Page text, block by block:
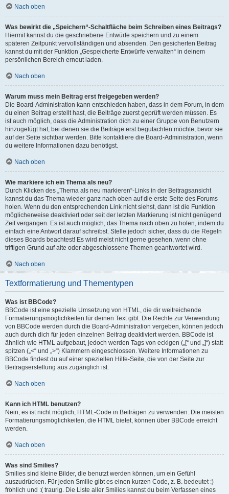
Nach oben
Was bewirkt die „Speichern“-Schaltfläche beim Schreiben eines Beitrags?
Hiermit kannst du die geschriebene Entwürfe speichern und zu einem
späteren Zeitpunkt vervollständigen und absenden. Den gesicherten Beitrag
kannst du mit der Funktion „Gespeicherte Entwürfe verwalten“ in deinem
persönlichen Bereich erneut laden.
Nach oben
Warum muss mein Beitrag erst freigegeben werden?
Die Board-Administration kann entschieden haben, dass in dem Forum, in dem
du einen Beitrag erstellt hast, die Beiträge zuerst geprüft werden müssen. Es
ist auch möglich, dass die Administration dich zu einer Gruppe von Benutzern
hinzugefügt hat, bei denen sie die Beiträge erst begutachten möchte, bevor sie
auf der Seite sichtbar werden. Bitte kontaktiere die Board-Administration, wenn
du weitere Informationen dazu benötigst.
Nach oben
Wie markiere ich ein Thema als neu?
Durch Klicken des „Thema als neu markieren“-Links in der Beitragsansicht
kannst du das Thema wieder ganz nach oben auf die erste Seite des Forums
holen. Wenn du den entsprechenden Link nicht siehst, dann ist die Funktion
möglicherweise deaktiviert oder seit der letzten Markierung ist nicht genügend
Zeit vergangen. Es ist auch möglich, das Thema nach oben zu holen, indem du
einfach eine Antwort darauf schreibst. Stelle jedoch sicher, dass du die Regeln
dieses Boards beachtest! Es wird meist nicht gerne gesehen, wenn ohne
triftigen Grund auf alte oder abgeschlossene Themen geantwortet wird.
Nach oben
Textformatierung und Thementypen
Was ist BBCode?
BBCode ist eine spezielle Umsetzung von HTML, die dir weitreichende
Formatierungsmöglichkeiten für deinen Text gibt. Die Rechte zur Verwendung
von BBCode werden durch die Board-Administration vergeben, können jedoch
auch durch dich für jeden einzelnen Beitrag deaktiviert werden. BBCode ist
ähnlich wie HTML aufgebaut, jedoch werden Tags von eckigen („[“ und „]“) statt
spitzen („<“ und „>“) Klammern eingeschlossen. Weitere Informationen zu
BBCode findest du auf einer speziellen Hilfe-Seite, die von der Seite zur
Beitragserstellung aus zugänglich ist.
Nach oben
Kann ich HTML benutzen?
Nein, es ist nicht möglich, HTML-Code in Beiträgen zu verwenden. Die meisten
Formatierungsmöglichkeiten, die HTML bietet, können über BBCode erreicht
werden.
Nach oben
Was sind Smilies?
Smilies sind kleine Bilder, die benutzt werden können, um ein Gefühl
auszudrücken. Für jeden Smilie gibt es einen kurzen Code, z. B. bedeutet :)
fröhlich und :( traurig. Die Liste aller Smilies kannst du beim Verfassen eines